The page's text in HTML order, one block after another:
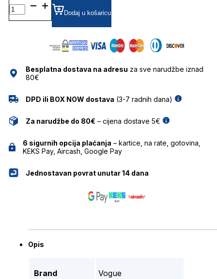
0VO5607S SUNČANE
NAOČALE
VOGUE
Dodaj u košaricu
Besplatna dostava na adresu za sve narudžbe iznad
80€
DPD ili BOX NOW dostava (3-7 radnih dana)
Za narudžbe do 80€ – cijena dostave 5€
6 sigurnih opcija plaćanja – kartice, na rate, gotovina,
KEKS Pay, Aircash, Google Pay
Jednostavan povrat unutar 14 dana
Opis
Brand Vogue